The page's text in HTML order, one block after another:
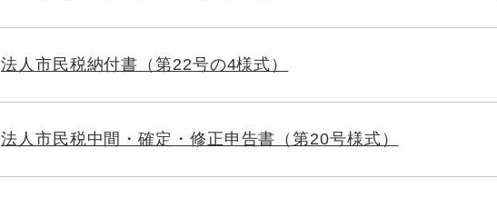
法人市民税納付書（第22号の4様式）
法人市民税中間・確定・修正申告書（第20号様式）